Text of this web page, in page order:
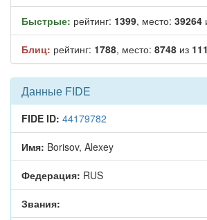
Быстрые: рейтинг: 1399, место: 39264
Блиц: рейтинг: 1788, место: 8748 из
Данные FIDE
FIDE ID: 44179782
Имя: Borisov, Alexey
Федерация: RUS
Звания: